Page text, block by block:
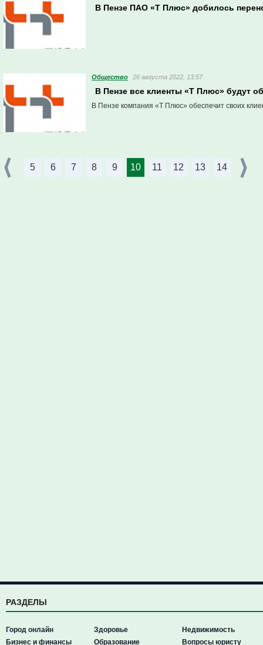
В Пензе ПАО «Т Плюс» добилось
Общество 26 августа 2022, 13:57
В Пензе все клиенты «Т Плюс» будут
В Пензе компания «Т Плюс» обеспечит своих
5 6 7 8 9 10 11 12 13 14
РАЗДЕЛЫ
Город онлайн
Бизнес и финансы
Здоровье
Образование
Недвижимость
Вопросы юристу